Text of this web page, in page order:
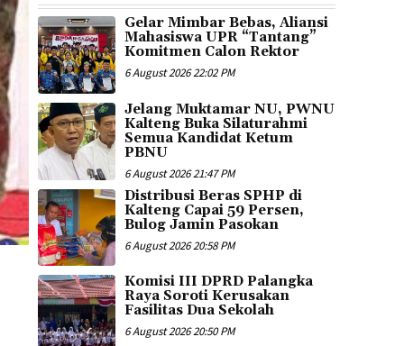
Gelar Mimbar Bebas, Aliansi
Mahasiswa UPR “Tantang”
Komitmen Calon Rektor
6 August 2026 22:02 PM
Jelang Muktamar NU, PWNU
Kalteng Buka Silaturahmi
Semua Kandidat Ketum
PBNU
6 August 2026 21:47 PM
Distribusi Beras SPHP di
Kalteng Capai 59 Persen,
Bulog Jamin Pasokan
6 August 2026 20:58 PM
Komisi III DPRD Palangka
Raya Soroti Kerusakan
Fasilitas Dua Sekolah
6 August 2026 20:50 PM